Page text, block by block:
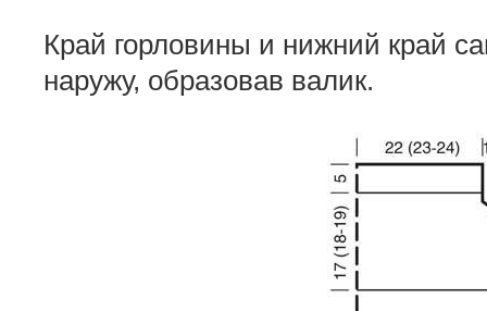
Край горловины и нижний край
наружу, образовав валик.